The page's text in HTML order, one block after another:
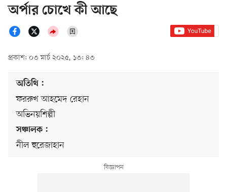
অর্পার চোখে কী আছে
প্রকাশ: ০৩ মার্চ ২০২৫, ১৩: ৪৩
অতিথি :
ফররুখ আহমেদ রেহান
অভিনয়শিল্পী
সঞ্চালক :
নীল হুরেজাহান